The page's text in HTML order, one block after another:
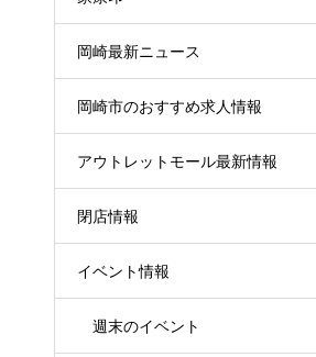
岡崎最新ニュース
岡崎市のおすすめ求人情報
アウトレットモール最新情報
閉店情報
イベント情報
週末のイベント